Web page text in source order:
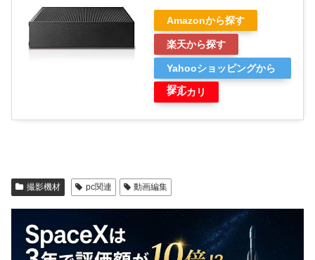
Amazonから探す
楽天から探す
Yahooショッピングから
探す
メルカリ
撮影機材 pc関連 動画編集